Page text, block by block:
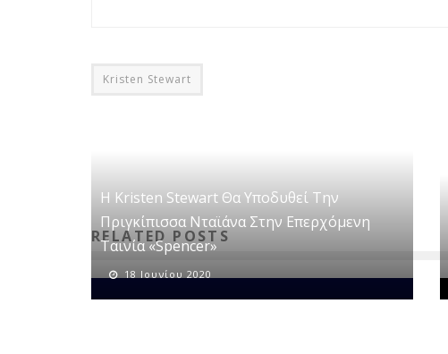
Kristen Stewart
RELATED POSTS
Η Kristen Stewart Θα Υποδυθεί Την
Πριγκίπισσα Νταϊάνα Στην Επερχόμενη
Ταινία «Spencer»
18 Ιουνίου 2020